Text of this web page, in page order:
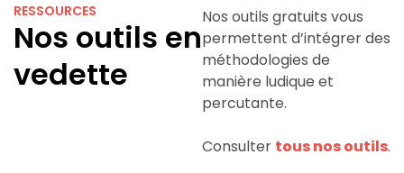
RESSOURCES
Nos outils en
vedette
Nos outils gratuits vous
permettent d’intégrer des
méthodologies de
manière ludique et
percutante.
Consulter tous nos outils.